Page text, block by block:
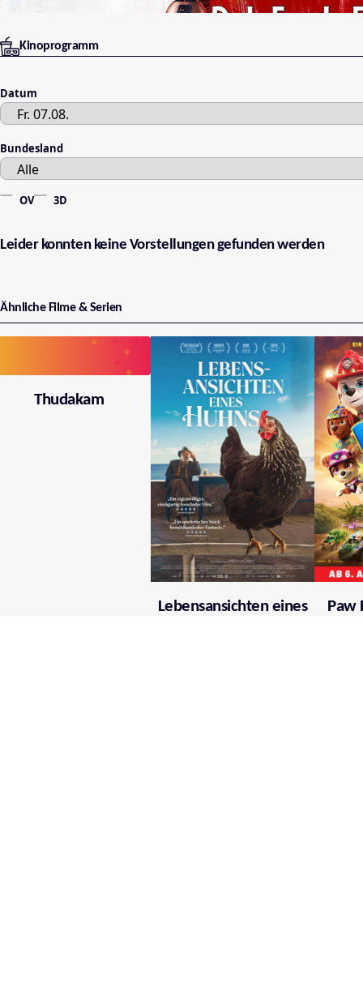
Kinoprogramm
Datum
Bundesland
OV 3D
Leider konnten keine Vorstellungen gefunden werden
Ähnliche Filme & Serien
Thudakam
Lebensansichten eines
Paw